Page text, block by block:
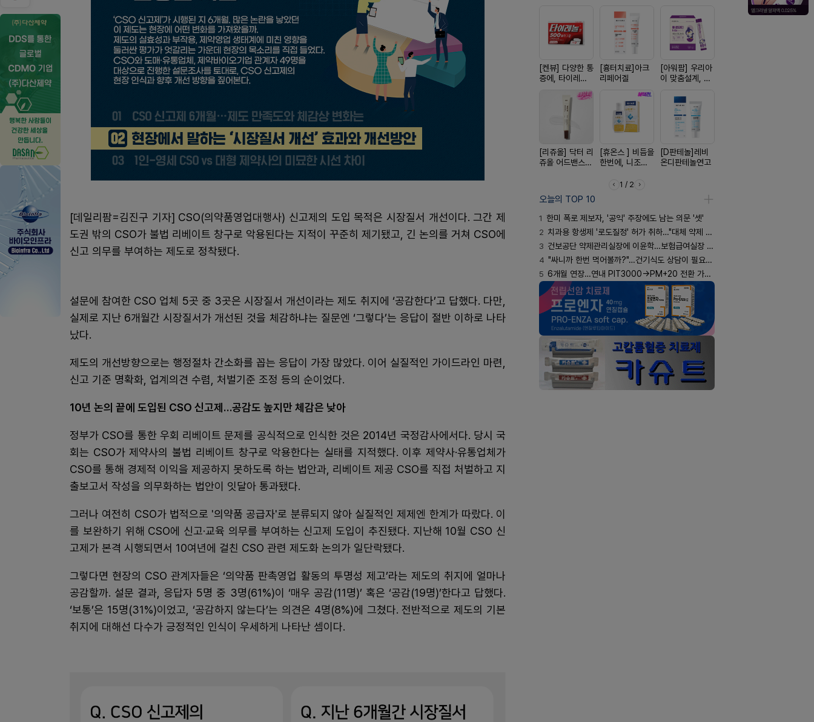
[데일리팜=김진구 기자] CSO(의약품영업대행사) 신고제의 도입 목적은 시장질서 개선이다. 그간 제
도권 밖의 CSO가 불법 리베이트 창구로 악용된다는 지적이 꾸준히 제기됐고, 긴 논의를 거쳐 CSO에
신고 의무를 부여하는 제도로 정착됐다.
설문에 참여한 CSO 업체 5곳 중 3곳은 시장질서 개선이라는 제도 취지에 ‘공감한다’고 답했다. 다만,
실제로 지난 6개월간 시장질서가 개선된 것을 체감하냐는 질문엔 ‘그렇다’는 응답이 절반 이하로 나타
났다.
제도의 개선방향으로는 행정절차 간소화를 꼽는 응답이 가장 많았다. 이어 실질적인 가이드라인 마련,
신고 기준 명확화, 업계의견 수렴, 처벌기준 조정 등의 순이었다.
10년 논의 끝에 도입된 CSO 신고제…공감도 높지만 체감은 낮아
정부가 CSO를 통한 우회 리베이트 문제를 공식적으로 인식한 것은 2014년 국정감사에서다. 당시 국
회는 CSO가 제약사의 불법 리베이트 창구로 악용한다는 실태를 지적했다. 이후 제약사·유통업체가
CSO를 통해 경제적 이익을 제공하지 못하도록 하는 법안과, 리베이트 제공 CSO를 직접 처벌하고 지
출보고서 작성을 의무화하는 법안이 잇달아 통과됐다.
그러나 여전히 CSO가 법적으로 '의약품 공급자'로 분류되지 않아 실질적인 제제엔 한계가 따랐다. 이
를 보완하기 위해 CSO에 신고·교육 의무를 부여하는 신고제 도입이 추진됐다. 지난해 10월 CSO 신
고제가 본격 시행되면서 10여년에 걸친 CSO 관련 제도화 논의가 일단락됐다.
그렇다면 현장의 CSO 관계자들은 ‘의약품 판촉영업 활동의 투명성 제고’라는 제도의 취지에 얼마나
공감할까. 설문 결과, 응답자 5명 중 3명(61%)이 ‘매우 공감(11명)’ 혹은 ‘공감(19명)’한다고 답했다.
‘보통’은 15명(31%)이었고, ‘공감하지 않는다’는 의견은 4명(8%)에 그쳤다. 전반적으로 제도의 기본
취지에 대해선 다수가 긍정적인 인식이 우세하게 나타난 셈이다.
[켄뷰] 다양한 통
증에, 타이레놀
[흉터치료]아크
리페어겔
[아워팜] 우리아
이 맞춤설계, 바
더베리맛
[리쥬올] 닥터 리
쥬올 어드밴스드
[휴온스 ] 비듬을
한번에, 니조랄
[D판테놀]레비
온디판테놀연고
1 / 2
오늘의 TOP 10
1 한미 폭로 제보자, '공익' 주장에도 남는 의문 '셋'
2 치과용 항생제 '로도질정' 허가 취하…"대체 약제 충분"
3 건보공단 약제관리실장에 이윤학…보험급여실장 윤유경
4 "싸니까 한번 먹어볼까?"…건기식도 상담이 필요한 이유
5 6개월 연장…연내 PIT3000→PM+20 전환 가능할까